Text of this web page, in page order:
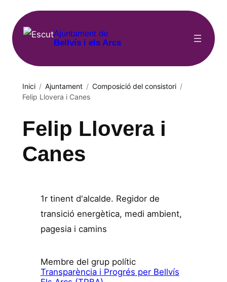
contingut
Ajuntament de
Bellvís i els Arcs
Inici / Ajuntament / Composició del consistori /
Felip Llovera i Canes
Felip Llovera i
Canes
1r tinent d'alcalde. Regidor de
transició energètica, medi ambient,
pagesia i camins
Membre del grup polític
Transparència i Progrés per Bellvís